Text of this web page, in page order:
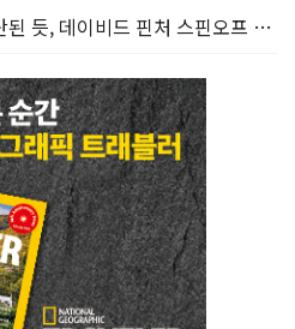
'오징어 게임' 미국판 무산된 듯, 데이비드 핀처 스핀오프 철회